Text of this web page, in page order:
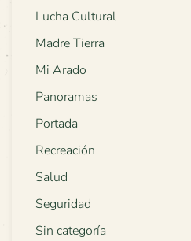
Lucha Cultural
Madre Tierra
Mi Arado
Panoramas
Portada
Recreación
Salud
Seguridad
Sin categoría